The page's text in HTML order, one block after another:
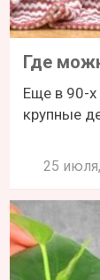
Где
Еще в 90-
крупные
25